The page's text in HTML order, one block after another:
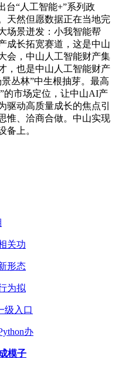
台“人工智能+”系列政
天然但愿数据正在当地完
场景迸发：小我智能帮
成长拓宽赛道，这是中山
会，中山人工智能财产集
，也是中山人工智能财产
丛林”中生根抽芽。最高
的市场定位，让中山AI产
驱动高质量成长的焦点引
惟、洽商合做。中山实现
备上。
关功
形态
为拟
级入口
办
模子